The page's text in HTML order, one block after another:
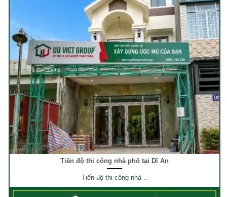
Tiến độ thi công nhà phố tại Dĩ An
Tiến độ thi công nhà ..